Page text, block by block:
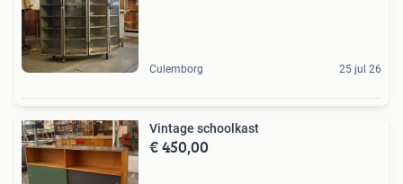
Culemborg 25 jul 26
Vintage schoolkast
€ 450,00